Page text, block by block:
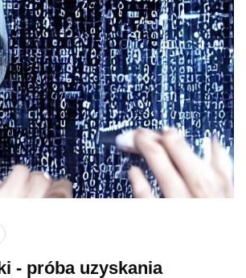
- próba uzyskania